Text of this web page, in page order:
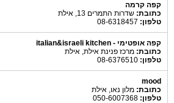
קפה קרמה
כתובת: שדרות התמרים 13, אילת
טלפון:
קפה אופטימי - italian&israeli kitchen
כתובת: מרכז פנינת אילת, אילת
טלפון:
mood
כתובת: מלון נאו, אילת
טלפון: